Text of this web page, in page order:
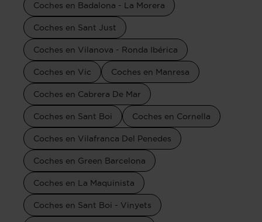
Coches en Badalona - La Morera
Coches en Sant Just
Coches en Vilanova - Ronda Ibérica
Coches en Vic Coches en Manresa
Coches en Cabrera De Mar
Coches en Sant Boi Coches en Cornella
Coches en Vilafranca Del Penedes
Coches en Green Barcelona
Coches en La Maquinista
Coches en Sant Boi - Vinyets